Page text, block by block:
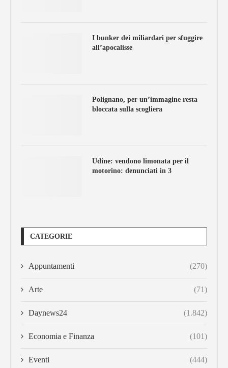
I bunker dei miliardari per sfuggire
all’apocalisse
Polignano, per un’immagine resta
bloccata sulla scogliera
Udine: vendono limonata per il
motorino: denunciati in 3
CATEGORIE
Appuntamenti (270)
Arte (71)
Daynews24 (1.842)
Economia e Finanza (101)
Eventi (444)